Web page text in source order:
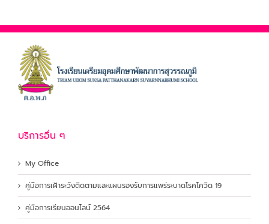
บริการอื่น ๆ
My Office
คู่มือการเฝ้าระวังติดตามและแผนรองรับการแพร่ระบาดโรคโควิด 19
คู่มือการเรียนออนไลน์ 2564